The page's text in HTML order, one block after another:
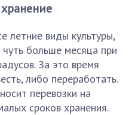
летние виды культуры,
больше месяца при
За это время
либо переработать.
перевозки на
сроков хранения.